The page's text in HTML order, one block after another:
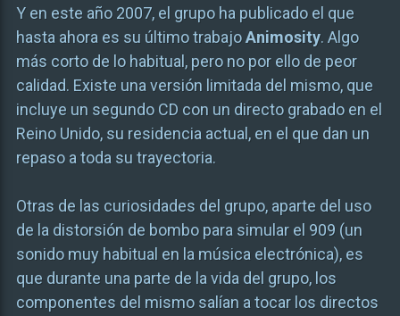
Y en este año 2007, el grupo ha publicado el que
hasta ahora es su último trabajoAnimosity. Algo
más corto de lo habitual, pero no por ello de peor
calidad. Existe una versión limitada del mismo, que
incluye un segundo CD con un directo grabado en el
Reino Unido, su residencia actual, en el que dan un
repaso a toda su trayectoria.
Otras de las curiosidades del grupo, aparte del uso
de la distorsión de bombo para simular el 909 (un
sonido muy habitual en la música electrónica), es
que durante una parte de la vida del grupo, los
componentes del mismo salían a tocar los directos